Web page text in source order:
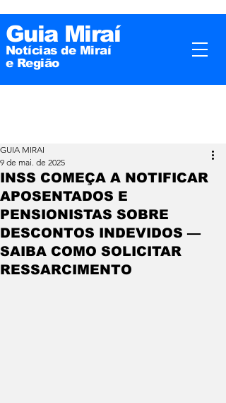
Guia Miraí
Notícias de Miraí
e Região
INSS COMEÇA A NOTIFICAR
APOSENTADOS E
PENSIONISTAS SOBRE
DESCONTOS INDEVIDOS —
SAIBA COMO SOLICITAR
RESSARCIMENTO
GUIA MIRAI
9 de mai. de 2025